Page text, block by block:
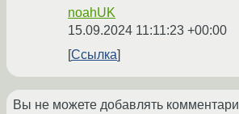
noahUK
15.09.2024 11:11:23 +00:00
Ссылка
Вы не можете добавлять